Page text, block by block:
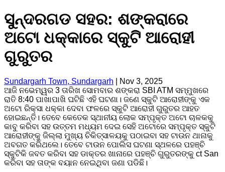
ସୁନ୍ଦରଗଡ ସହର: ଶଙ୍କରାରେ
ଅଟୋ ଧକ୍କାରେ ସ୍କୁଟି ଆରୋହୀ
ଗୁରୁତର
Sundargarh Town, Sundargarh
Nov 3, 2025
ଆଜି ନଭେମ୍ୱର 3 ତାରିଖ ସୋମବାର ଶଙ୍କରା SBI ATM ସମ୍ମୁଖରେ
ରାତି 8:40 ପାଖାପାଖି ଘଟିଛି ଏହି ଘଟଣା। ଜଣେ ସ୍କୁଟି ଆରୋହୀଙ୍କୁ ଏକ
ଅଟୋ ରିକ୍ସା ଧକ୍କା ଦେବା ଫଳରେ ସ୍କୁଟି ଆରୋହୀ ଗୁରୁତର ଆହତ
ହୋଇଛନ୍ତି। ତେବେ କେତେକ ସ୍ଥାନୀୟ ଲୋକ ସମ୍ପୃକ୍ତ ଅଟୋ ଚାଳକକୁ
କାବୁ କରିବା ସହ ଉତ୍ତମ ମଧ୍ୟମ ଦେଇ ସେହି ଅଟୋରେ ସମ୍ପୃକ୍ତ ସ୍କୁଟି
ଆରୋହୀଙ୍କୁ ଜିଲ୍ଲା ମୁଖ୍ୟ ଚିକିତ୍ସାଳୟକୁ ପଠାଇବା ସହ ଟାଉନ ଥାନାକୁ
ଅବଗତ କରିଥଲେ। ତେବେ ଟାଉନ ପୋଲିସ ଘଟଣା ସ୍ଥଳରେ ପହଞ୍ଚି
ସ୍କୁଟିକି ଜବତ କରିବା ସହ ଡାକ୍ତର ଖାନାରେ ପହଞ୍ଚି ଗୁରୁତରଙ୍କୁ ct San
କରିବା ସହ ତାଙ୍କ ବୟାନ ନେଇଥିବା ଜଣା ପଡିଛି।